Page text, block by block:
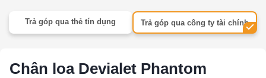
Trả góp qua thẻ tín dụng Trả góp qua công ty tài chính
Chân loa Devialet Phantom